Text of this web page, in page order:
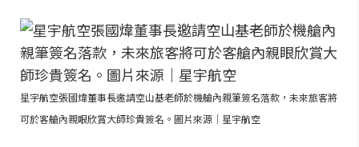
星宇航空張國煒董事長邀請空山基老師於機艙內親筆簽名落款，未來旅客將
可於客艙內親眼欣賞大師珍貴簽名。圖片來源｜星宇航空